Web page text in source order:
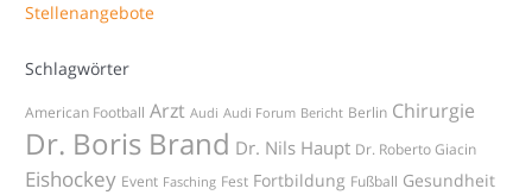
Stellenangebote
Schlagwörter
American Football Arzt Audi Audi Forum Bericht Berlin Chirurgie
Dr. Boris Brand Dr. Nils Haupt Dr. Roberto Giacin
Eishockey Event Fasching Fest Fortbildung Fußball Gesundheit